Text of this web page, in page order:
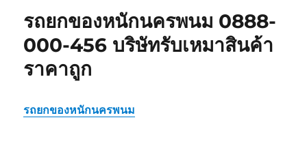
รถยกของหนักนครพนม 0888-
000-456 บริษัทรับเหมาสินค้า
ราคาถูก
รถยกของหนักนครพนม